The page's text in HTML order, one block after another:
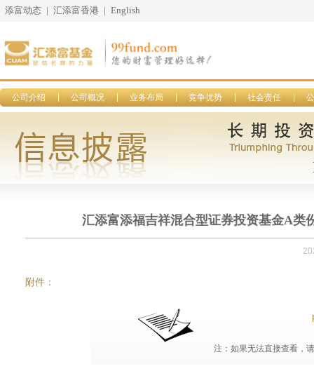
添富动态 | 汇添富香港 | English
公司介绍 公司概况 业务布局 竞争优势 社会责任
汇添富添福吉祥混合型证券投资基金A类
附件：
注：如果无法直接查看，